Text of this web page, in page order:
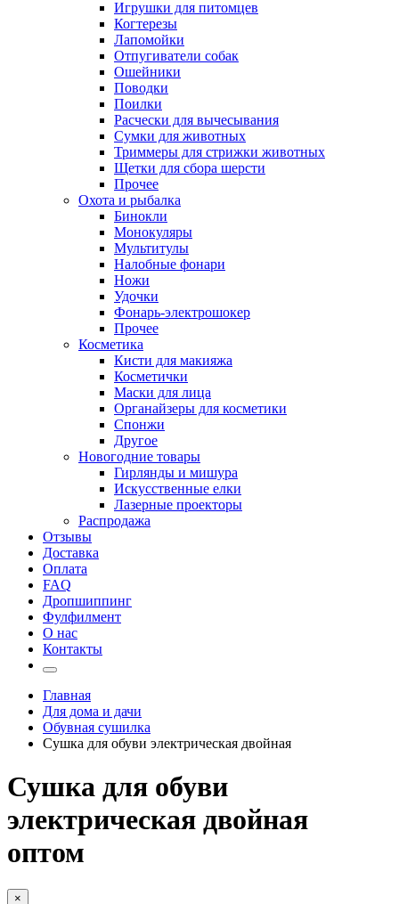
Игрушки для питомцев
Когтерезы
Лапомойки
Отпугиватели собак
Ошейники
Поводки
Поилки
Расчески для вычесывания
Сумки для животных
Триммеры для стрижки животных
Щетки для сбора шерсти
Прочее
Охота и рыбалка
Бинокли
Монокуляры
Мультитулы
Налобные фонари
Ножи
Удочки
Фонарь-электрошокер
Прочее
Косметика
Кисти для макияжа
Косметички
Маски для лица
Органайзеры для косметики
Спонжи
Другое
Новогодние товары
Гирлянды и мишура
Искусственные елки
Лазерные проекторы
Распродажа
Отзывы
Доставка
Оплата
FAQ
Дропшиппинг
Фулфилмент
О нас
Контакты
Главная
Для дома и дачи
Обувная сушилка
Сушка для обуви электрическая двойная
Сушка для обуви
электрическая двойная
оптом
×